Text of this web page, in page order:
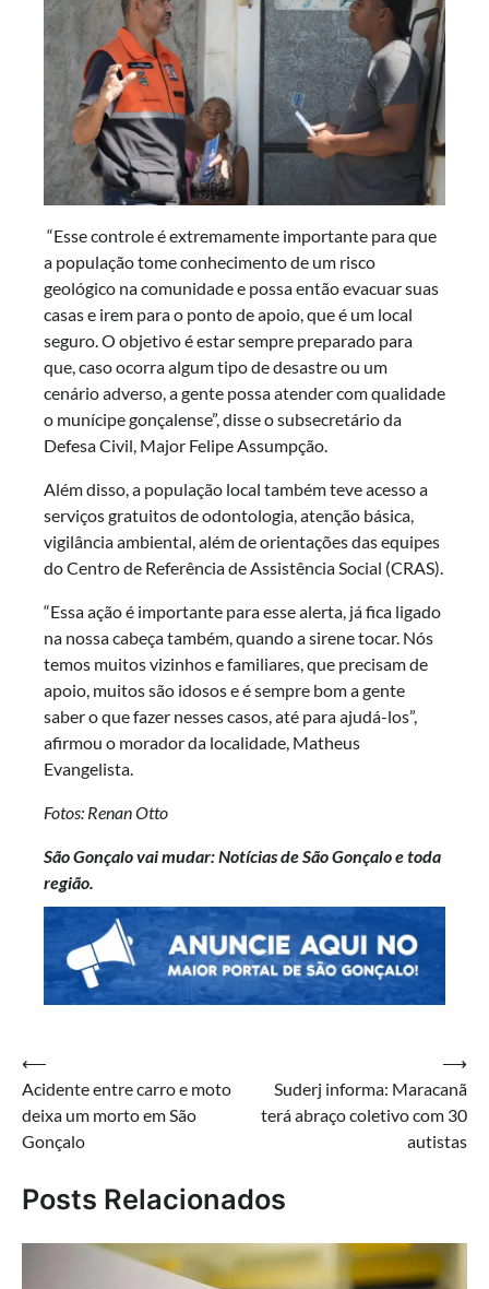
“Esse controle é extremamente importante para que
a população tome conhecimento de um risco
geológico na comunidade e possa então evacuar suas
casas e irem para o ponto de apoio, que é um local
seguro. O objetivo é estar sempre preparado para
que, caso ocorra algum tipo de desastre ou um
cenário adverso, a gente possa atender com qualidade
o munícipe gonçalense”, disse o subsecretário da
Defesa Civil, Major Felipe Assumpção.
Além disso, a população local também teve acesso a
serviços gratuitos de odontologia, atenção básica,
vigilância ambiental, além de orientações das equipes
do Centro de Referência de Assistência Social (CRAS).
“Essa ação é importante para esse alerta, já fica ligado
na nossa cabeça também, quando a sirene tocar. Nós
temos muitos vizinhos e familiares, que precisam de
apoio, muitos são idosos e é sempre bom a gente
saber o que fazer nesses casos, até para ajudá-los”,
afirmou o morador da localidade, Matheus
Evangelista.
Fotos: Renan Otto
São Gonçalo vai mudar: Notícias de São Gonçalo e toda
região.
Navegação
de
Post
⟵
Acidente entre carro e moto
deixa um morto em São
Gonçalo
Suderj informa: Maracanã
terá abraço coletivo com 30
autistas
⟶
Posts Relacionados